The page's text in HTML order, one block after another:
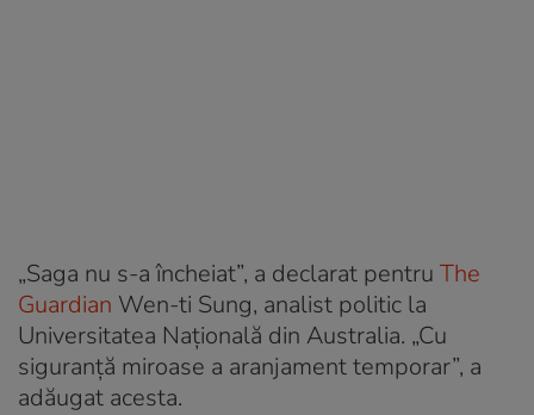
„Saga nu s-a încheiat”, a declarat pentru The
Guardian Wen-ti Sung, analist politic la
Universitatea Națională din Australia. „Cu
siguranță miroase a aranjament temporar”, a
adăugat acesta.